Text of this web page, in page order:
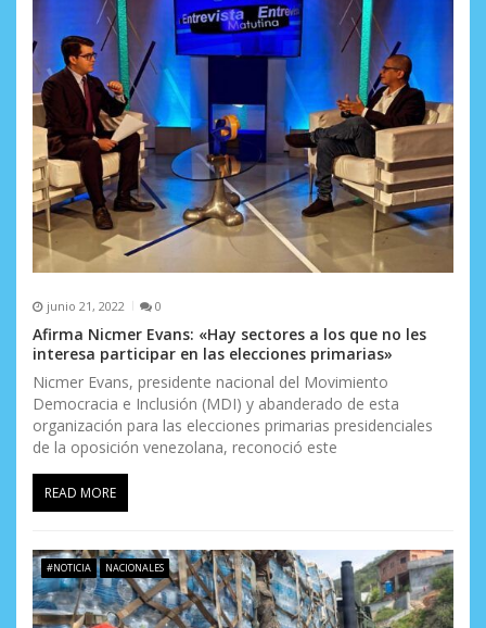
s
junio 21, 2022 0
Afirma Nicmer Evans: «Hay sectores a los que no les
interesa participar en las elecciones primarias»
Nicmer Evans, presidente nacional del Movimiento
Democracia e Inclusión (MDI) y abanderado de esta
organización para las elecciones primarias presidenciales
de la oposición venezolana, reconoció este
READ MORE
#NOTICIA NACIONALES